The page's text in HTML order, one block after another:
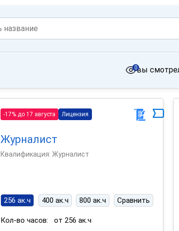
вы
0
-17% до 17 августа Лицензия
Журналист
Квалификация: Журналист
256 ак.ч 400 ак.ч 800 ак.ч Сравнить
Кол-во часов:
от 256 ак.ч